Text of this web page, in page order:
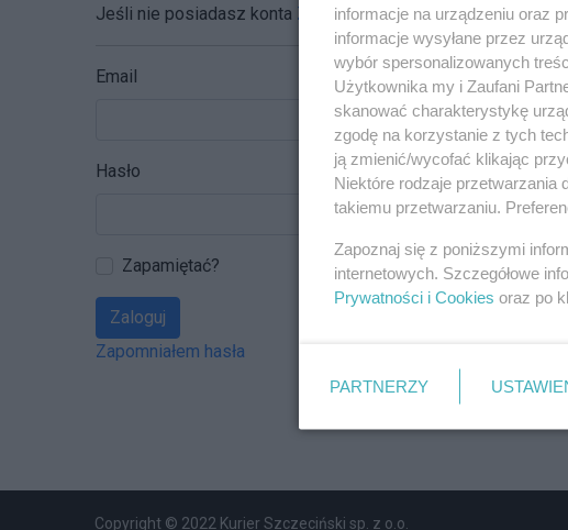
Jeśli nie posiadasz konta Zarejestruj się
Email
Hasło
Zapamiętać?
Zaloguj
Zapomniałem hasła
Copyright © 2022 Kurier Szczeciński sp. z o.o.
informacje na urządzeniu oraz
informacje wysyłane przez
wybór spersonalizowanych
Użytkownika my i Zaufani
skanować charakterystykę
zgodę na korzystanie z tych
ją zmienić/wycofać klikając
Niektóre rodzaje przetwarzania
takiemu przetwarzaniu.
Zapoznaj się z poniższymi
internetowych. Szczegółowe
Prywatności i Cookies oraz po
PARTNERZY